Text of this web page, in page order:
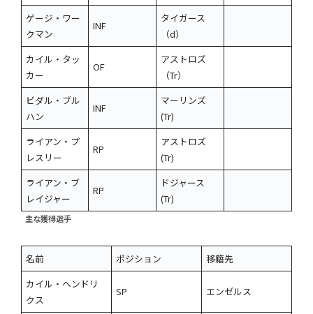
ゲージ・ワー
クマン
INF
タイガース
（d）
カイル・タッ
カー
OF
アストロズ
（Tr）
ビダル・ブル
ハン
INF
マーリンズ
(Tr)
ライアン・プ
レスリー
RP
アストロズ
(Tr)
ライアン・ブ
レイジャー
RP
ドジャース
(Tr)
主な獲得選手
名前 ポジション
移籍先
カイル・ヘンドリ
クス
SP エンゼルス